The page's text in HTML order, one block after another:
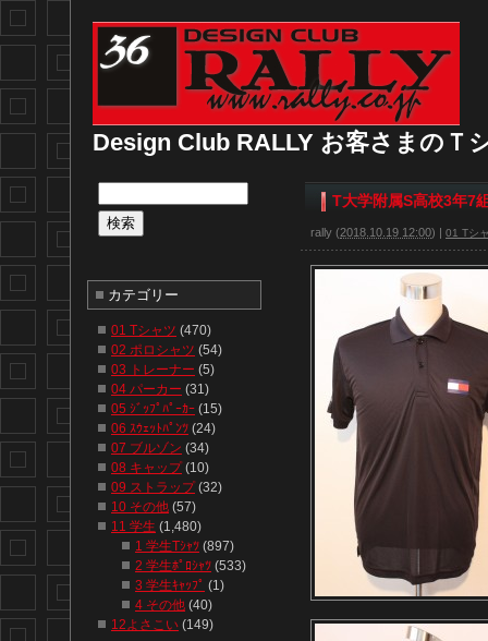
Design Club RALLY お客さまのＴ
T大学附属S高校3年7
rally (2018.10.19 12:00) | 01 Tシ
カテゴリー
01 Tシャツ (470)
02 ポロシャツ (54)
03 トレーナー (5)
04 パーカー (31)
05 ｼﾞｯﾌﾟﾊﾟｰｶｰ (15)
06 ｽｳｪｯﾄﾊﾟﾝﾂ (24)
07 ブルゾン (34)
08 キャップ(10)
09 ストラップ(32)
10 その他 (57)
11 学生 (1,480)
1 学生Tｼｬﾂ (897)
2 学生ﾎﾟﾛｼｬﾂ (533)
3 学生ｷｬｯﾌﾟ (1)
4 その他 (40)
12よさこい (149)